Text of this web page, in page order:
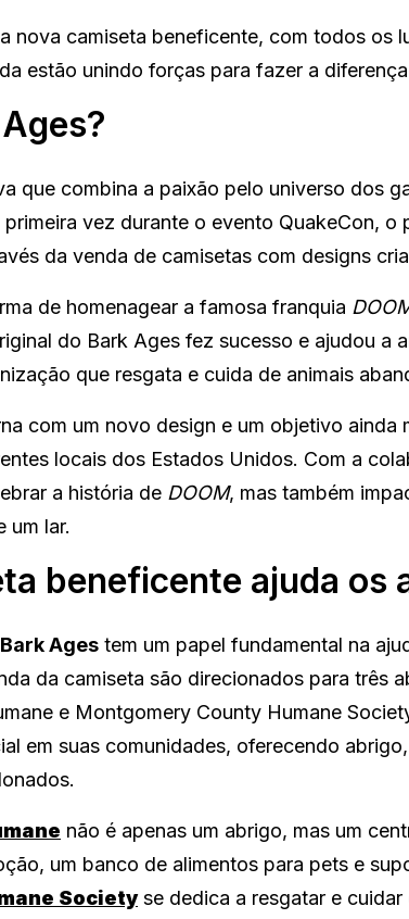
nova camiseta beneficente, com todos os
estão unindo forças para fazer a
que combina a paixão pelo universo dos
vez durante o evento QuakeCon,
da venda de camisetas com designs
de homenagear a famosa franquia
do Bark Ages fez sucesso e ajudou a
que resgata e cuida de animais
com um novo design e um objetivo ainda
locais dos Estados Unidos. Com a
a história de DOOM, mas também
um lar.
beneficente ajuda os
Bark Ages tem um papel fundamental na
da camiseta são direcionados para três
e Montgomery County Humane
em suas comunidades, oferecendo
não é apenas um abrigo, mas um
um banco de alimentos para pets e
Societyse dedica a resgatar e cuidar